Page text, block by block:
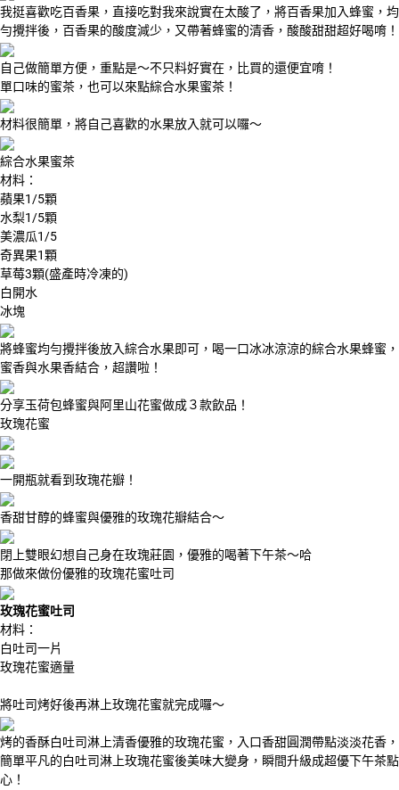
我挺喜歡吃百香果，直接吃對我來說實在太酸了，將百香果加入蜂蜜，均
勻攪拌後，百香果的酸度減少，又帶著蜂蜜的清香，酸酸甜甜超好喝唷！
自己做簡單方便，重點是～不只料好實在，比買的還便宜唷！
單口味的蜜茶，也可以來點綜合水果蜜茶！
材料很簡單，將自己喜歡的水果放入就可以囉～
綜合水果蜜茶
材料：
蘋果1/5顆
水梨1/5顆
美濃瓜1/5
奇異果1顆
草莓3顆(盛產時冷凍的)
白開水
冰塊
將蜂蜜均勻攪拌後放入綜合水果即可，喝一口冰冰涼涼的綜合水果蜂蜜，
蜜香與水果香結合，超讚啦！
分享玉荷包蜂蜜與阿里山花蜜做成３款飲品！
玫瑰花蜜
一開瓶就看到玫瑰花瓣！
香甜甘醇的蜂蜜與優雅的玫瑰花瓣結合～
閉上雙眼幻想自己身在玫瑰莊園，優雅的喝著下午茶～哈
那做來做份優雅的玫瑰花蜜吐司
玫瑰花蜜吐司
材料：
白吐司一片
玫瑰花蜜適量
將吐司烤好後再淋上玫瑰花蜜就完成囉～
烤的香酥白吐司淋上清香優雅的玫瑰花蜜，入口香甜圓潤帶點淡淡花香，
簡單平凡的白吐司淋上玫瑰花蜜後美味大變身，瞬間升級成超優下午茶點
心！